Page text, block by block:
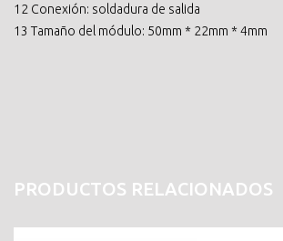
12 Conexión: soldadura de salida
13 Tamaño del módulo: 50mm * 22mm * 4mm
PRODUCTOS RELACIONADOS